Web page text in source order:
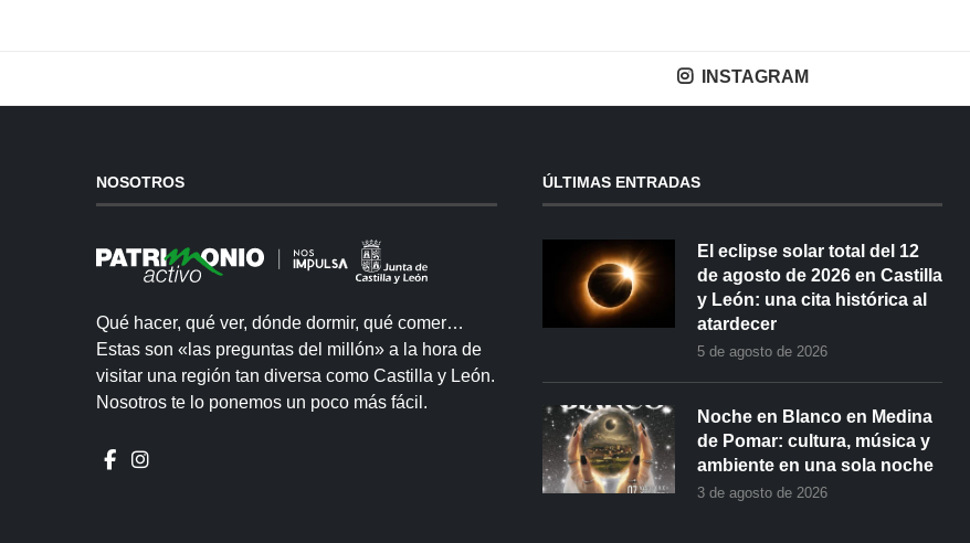
INSTAGRAM
NOSOTROS
Qué hacer, qué ver, dónde dormir, qué comer…
Estas son «las preguntas del millón» a la hora de
visitar una región tan diversa como Castilla y León.
Nosotros te lo ponemos un poco más fácil.
ÚLTIMAS ENTRADAS
El eclipse solar total del 12
de agosto de 2026 en Castilla
y León: una cita histórica al
atardecer
5 de agosto de 2026
Noche en Blanco en Medina
de Pomar: cultura, música y
ambiente en una sola noche
3 de agosto de 2026